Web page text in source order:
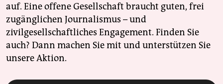
auf. Eine offene Gesellschaft braucht guten, frei
zugänglichen Journalismus – und
zivilgesellschaftliches Engagement. Finden Sie
auch? Dann machen Sie mit und unterstützen Sie
unsere Aktion.